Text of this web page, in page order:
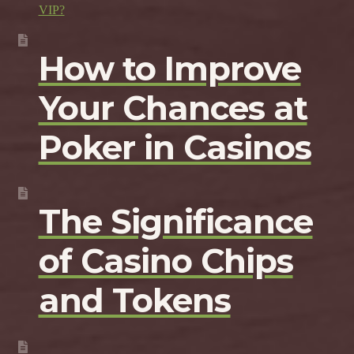
VIP?
How to Improve
Your Chances at
Poker in Casinos
The Significance
of Casino Chips
and Tokens